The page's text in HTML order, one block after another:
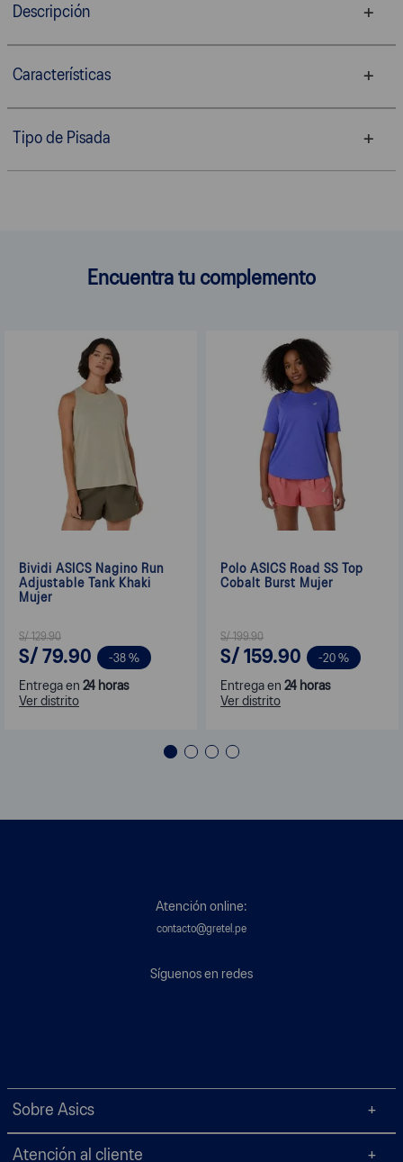
Descripción
Características
Tipo de Pisada
Encuentra tu complemento
Bividi ASICS Nagino Run
Adjustable Tank Khaki
Mujer
S/ 129.90
S/ 79.90 -38 %
Entrega en 24 horas
Ver distrito
Polo ASICS Road SS Top
Cobalt Burst Mujer
S/ 199.90
S/ 159.90 -20 %
Entrega en 24 horas
Ver distrito
Atención online:
contacto@gretel.pe
Síguenos en redes
Sobre Asics
Atención al cliente